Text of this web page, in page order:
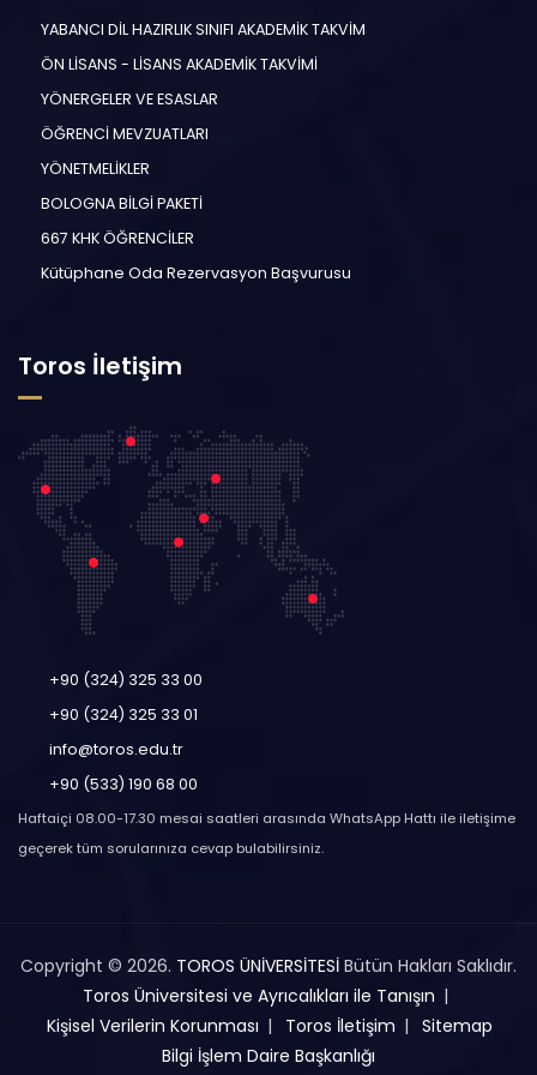
YABANCI DİL HAZIRLIK SINIFI AKADEMİK TAKVİM
ÖN LİSANS - LİSANS AKADEMİK TAKVİMİ
YÖNERGELER VE ESASLAR
ÖĞRENCİ MEVZUATLARI
YÖNETMELİKLER
BOLOGNA BİLGİ PAKETİ
667 KHK ÖĞRENCİLER
Kütüphane Oda Rezervasyon Başvurusu
Toros İletişim
+90 (324) 325 33 00
+90 (324) 325 33 01
info@toros.edu.tr
+90 (533) 190 68 00
Haftaiçi 08.00-17.30 mesai saatleri arasında WhatsApp Hattı ile iletişime
geçerek tüm sorularınıza cevap bulabilirsiniz.
Copyright © 2026. TOROS ÜNİVERSİTESİ Bütün Hakları Saklıdır.
Toros Üniversitesi ve Ayrıcalıkları ile Tanışın
Kişisel Verilerin Korunması
Toros İletişim
Sitemap
Bilgi İşlem Daire Başkanlığı